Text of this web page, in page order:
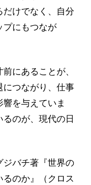
だけでなく、自分
プにもつなが
にあることが、
につながり、仕事
を与えていま
のが、現代の日
ジバチ著『世界の
のか』（クロス